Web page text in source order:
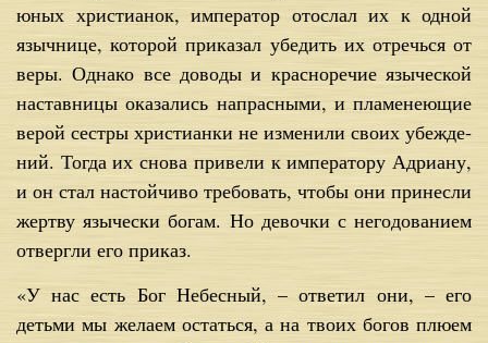
юных хри­сти­а­нок, им­пе­ра­тор ото­слал их к од­ной
языч­ни­це, ко­то­рой при­ка­зал убе­дить их от­речь­ся от
ве­ры. Од­на­ко все до­во­ды и крас­но­ре­чие язы­че­ской
на­став­ни­цы ока­за­лись на­прас­ны­ми, и пла­ме­не­ю­щие
ве­рой сест­ры хри­сти­ан­ки не из­ме­ни­ли сво­их убеж­де­
ний. То­гда их сно­ва при­ве­ли к им­пе­ра­то­ру Адри­а­ну,
и он стал на­стой­чи­во тре­бо­вать, чтобы они при­нес­ли
жерт­ву язы­че­ски бо­гам. Но де­воч­ки с него­до­ва­ни­ем
от­верг­ли его при­каз.
«У нас есть Бог Небес­ный, – от­ве­тил они, – его
детьми мы же­ла­ем остать­ся, а на тво­их бо­гов плю­ем